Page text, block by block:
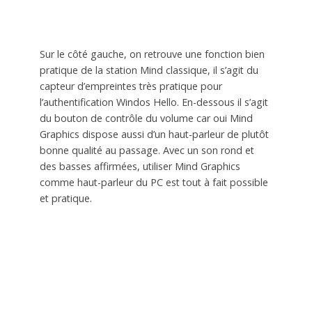
Sur le côté gauche, on retrouve une fonction bien
pratique de la station Mind classique, il s’agit du
capteur d’empreintes très pratique pour
l’authentification Windos Hello. En-dessous il s’agit
du bouton de contrôle du volume car oui Mind
Graphics dispose aussi d’un haut-parleur de plutôt
bonne qualité au passage. Avec un son rond et
des basses affirmées, utiliser Mind Graphics
comme haut-parleur du PC est tout à fait possible
et pratique.